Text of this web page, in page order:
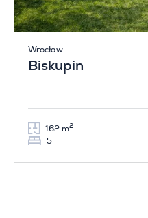
Wrocław
Biskupin
162 m2
5